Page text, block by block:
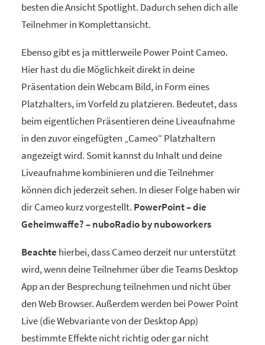
besten die Ansicht Spotlight. Dadurch sehen dich alle
Teilnehmer in Komplettansicht.
Ebenso gibt es ja mittlerweile Power Point Cameo.
Hier hast du die Möglichkeit direkt in deine
Präsentation dein Webcam Bild, in Form eines
Platzhalters, im Vorfeld zu platzieren. Bedeutet, dass
beim eigentlichen Präsentieren deine Liveaufnahme
in den zuvor eingefügten „Cameo“ Platzhaltern
angezeigt wird. Somit kannst du Inhalt und deine
Liveaufnahme kombinieren und die Teilnehmer
können dich jederzeit sehen. In dieser Folge haben wir
dir Cameo kurz vorgestellt. PowerPoint – die
Geheimwaffe? – nuboRadio by nuboworkers
Beachte hierbei, dass Cameo derzeit nur unterstützt
wird, wenn deine Teilnehmer über die Teams Desktop
App an der Besprechung teilnehmen und nicht über
den Web Browser. Außerdem werden bei Power Point
Live (die Webvariante von der Desktop App)
bestimmte Effekte nicht richtig oder gar nicht